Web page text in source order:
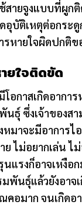
สายจูงแบบที่ผูก
อุบัติเหตุต่อกระ
รหายใจผิดปกติข
ยใจติดขัด
อกาสเกิดอาการ
ธุ์ ซึ่งเจ้าของสา
มาจะมีอาการไ
ย ไม่อยากเล่น ไ
แรงก็อาจเหงือ
พันธุ์แล้วยังอาจ
คอมาก จนเกิดอ